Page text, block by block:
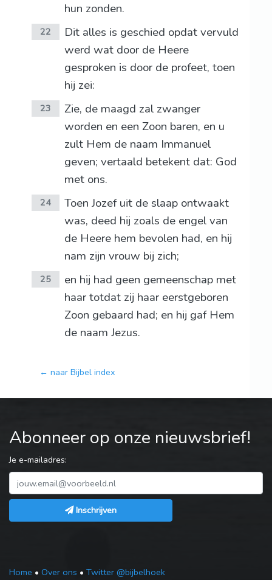
hun zonden.
22
Dit alles is geschied opdat vervuld
werd wat door de Heere
gesproken is door de profeet, toen
hij zei:
23
Zie, de maagd zal zwanger
worden en een Zoon baren, en u
zult Hem de naam Immanuel
geven; vertaald betekent dat: God
met ons.
24
Toen Jozef uit de slaap ontwaakt
was, deed hij zoals de engel van
de Heere hem bevolen had, en hij
nam zijn vrouw bij zich;
25
en hij had geen gemeenschap met
haar totdat zij haar eerstgeboren
Zoon gebaard had; en hij gaf Hem
de naam Jezus.
← naar Bijbel index
Abonneer op onze nieuwsbrief!
Je e-mailadres:
Inschrijven
Home • Over ons • Twitter @bijbelhoek